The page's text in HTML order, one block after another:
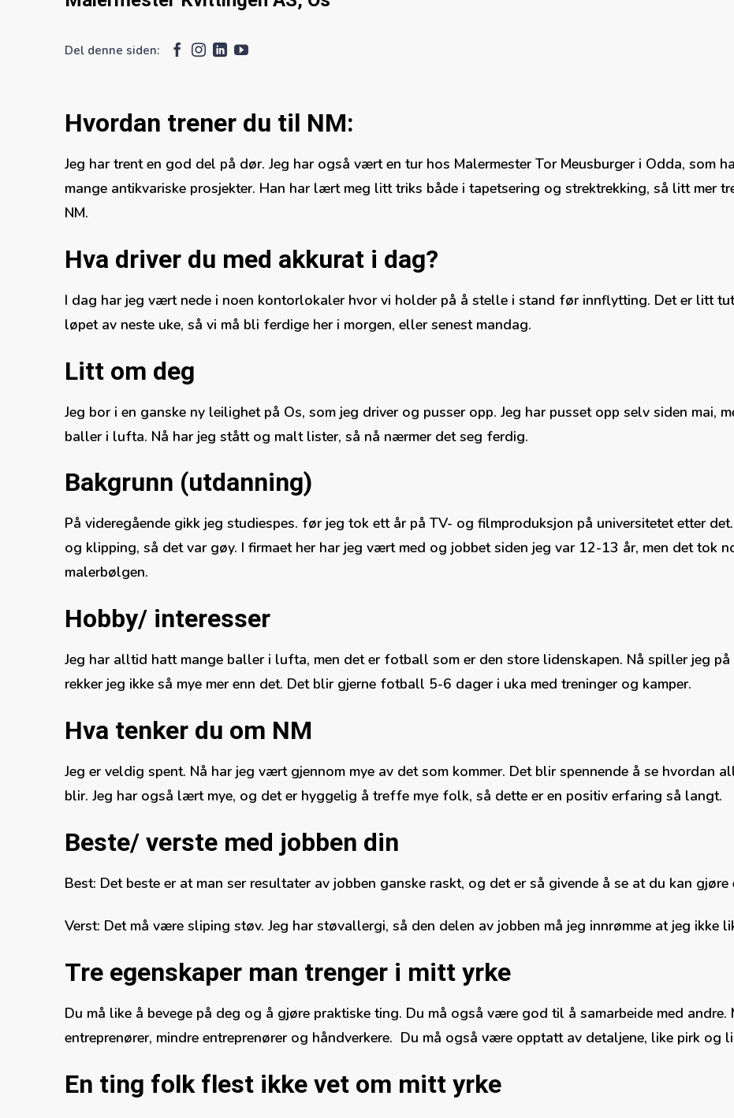
Del denne siden:
Hvordan trener du til NM:
Jeg har trent en god del på dør. Jeg har også vært en tur hos Malermester Tor Meusburger i Odda, som
mange antikvariske prosjekter. Han har lært meg litt triks både i tapetsering og strektrekking, så litt mer
NM.
Hva driver du med akkurat i dag?
I dag har jeg vært nede i noen kontorlokaler hvor vi holder på å stelle i stand før innflytting. Det er litt
løpet av neste uke, så vi må bli ferdige her i morgen, eller senest mandag.
Litt om deg
Jeg bor i en ganske ny leilighet på Os, som jeg driver og pusser opp. Jeg har pusset opp selv siden mai,
baller i lufta. Nå har jeg stått og malt lister, så nå nærmer det seg ferdig.
Bakgrunn (utdanning)
På videregående gikk jeg studiespes. før jeg tok ett år på TV- og filmproduksjon på universitetet etter
og klipping, så det var gøy. I firmaet her har jeg vært med og jobbet siden jeg var 12-13 år, men det tok
malerbølgen.
Hobby/ interesser
Jeg har alltid hatt mange baller i lufta, men det er fotball som er den store lidenskapen. Nå spiller jeg
rekker jeg ikke så mye mer enn det. Det blir gjerne fotball 5-6 dager i uka med treninger og kamper.
Hva tenker du om NM
Jeg er veldig spent. Nå har jeg vært gjennom mye av det som kommer. Det blir spennende å se hvordan
blir. Jeg har også lært mye, og det er hyggelig å treffe mye folk, så dette er en positiv erfaring så langt.
Beste/ verste med jobben din
Best: Det beste er at man ser resultater av jobben ganske raskt, og det er så givende å se at du kan
Verst: Det må være sliping støv. Jeg har støvallergi, så den delen av jobben må jeg innrømme at jeg ikke
Tre egenskaper man trenger i mitt yrke
Du må like å bevege på deg og å gjøre praktiske ting. Du må også være god til å samarbeide med
entreprenører, mindre entreprenører og håndverkere. Du må også være opptatt av detaljene, like pirk og
En ting folk flest ikke vet om mitt yrke